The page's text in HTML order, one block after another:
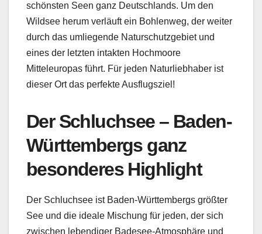
schönsten Seen ganz Deutschlands. Um den
Wildsee herum verläuft ein Bohlenweg, der weiter
durch das umliegende Naturschutzgebiet und
eines der letzten intakten Hochmoore
Mitteleuropas führt. Für jeden Naturliebhaber ist
dieser Ort das perfekte Ausflugsziel!
Der Schluchsee – Baden-
Württembergs ganz
besonderes Highlight
Der Schluchsee ist Baden-Württembergs größter
See und die ideale Mischung für jeden, der sich
zwischen lebendiger Badesee-Atmosphäre und